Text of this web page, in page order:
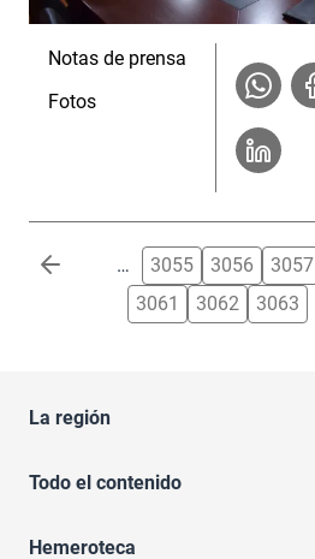
Notas de prensa
Fotos
Paginación … 3055 3056 3057
3061
3062 3063
La región
Todo el contenido
Hemeroteca